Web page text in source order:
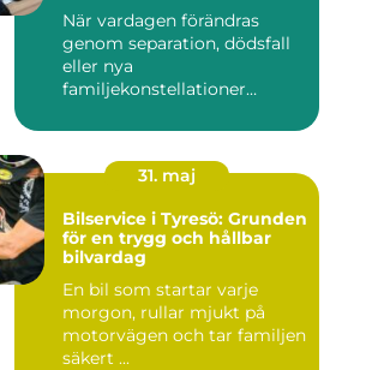
När vardagen förändras
genom separation, dödsfall
eller nya
familjekonstellationer
31. maj
Bilservice i Tyresö: Grunden
för en trygg och hållbar
bilvardag
En bil som startar varje
morgon, rullar mjukt på
motorvägen och tar familjen
säkert ...